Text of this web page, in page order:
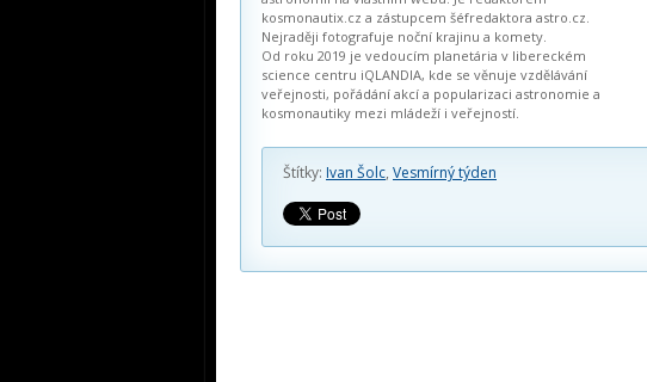
kosmonautix.cz a zástupcem šéfredaktora astro.cz.
Nejraději fotografuje noční krajinu a komety.
Od roku 2019 je vedoucím planetária v libereckém
science centru iQLANDIA, kde se věnuje vzdělávání
veřejnosti, pořádání akcí a popularizaci astronomie a
kosmonautiky mezi mládeží i veřejností.
Štítky: Ivan Šolc, Vesmírný týden